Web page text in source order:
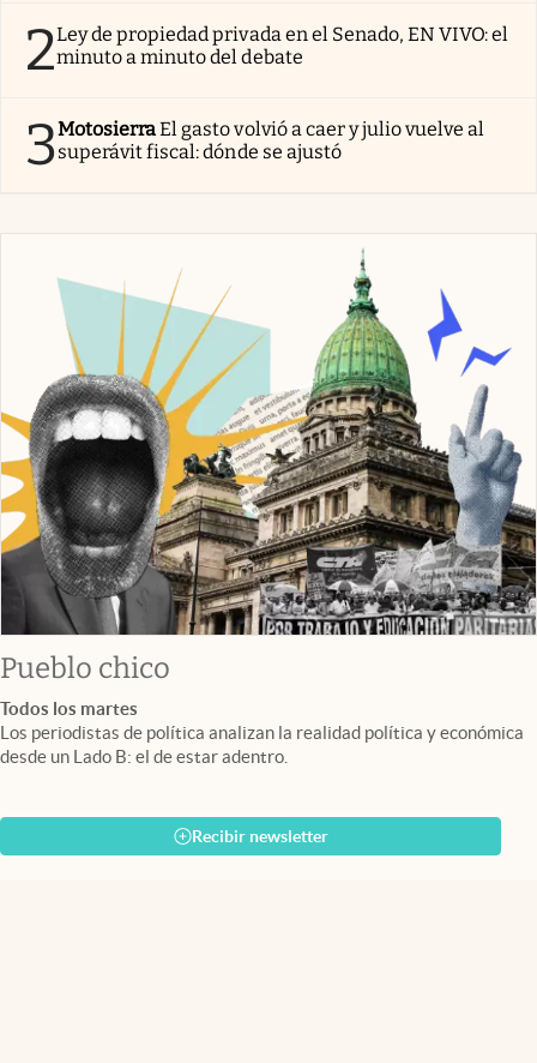
2Ley de propiedad privada en el Senado, EN VIVO: el
minuto a minuto del debate
3MotosierraEl gasto volvió a caer y julio vuelve al
superávit fiscal: dónde se ajustó
Pueblo chico
Todos los martes
Los periodistas de política analizan la realidad política y económica
desde un Lado B: el de estar adentro.
Recibir newsletter